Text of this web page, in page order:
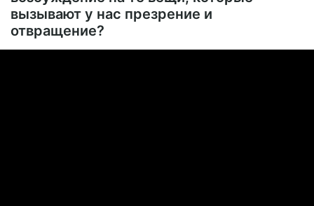
вызывают у нас презрение и
отвращение?